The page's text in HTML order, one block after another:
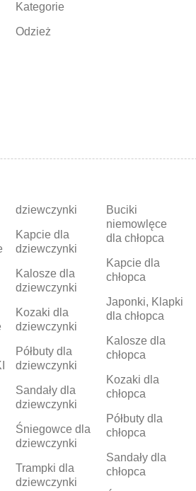
Kategorie
Odzież
dziewczynki
Kapcie dla
dziewczynki
Kalosze dla
dziewczynki
Kozaki dla
dziewczynki
Półbuty dla
dziewczynki
Sandały dla
dziewczynki
Śniegowce dla
dziewczynki
Trampki dla
dziewczynki
Buciki
niemowlęce
dla chłopca
Kapcie dla
chłopca
Japonki, Klapki
dla chłopca
Kalosze dla
chłopca
Kozaki dla
chłopca
Półbuty dla
chłopca
Sandały dla
chłopca